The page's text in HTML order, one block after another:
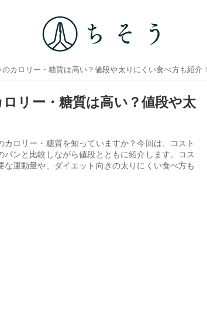
カロリー・糖質は高い？値段や太りにくい食べ方も紹介！
リー・糖質は高い？値段や太
ロリー・糖質を知っていますか？今回は、コスト
ンと比較しながら値段とともに紹介します。コス
運動量や、ダイエット向きの太りにくい食べ方も